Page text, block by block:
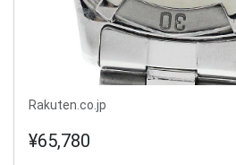
Rakuten.co.jp
¥65,780